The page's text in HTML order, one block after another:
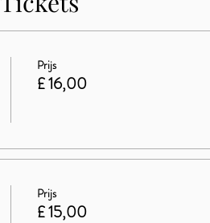
Prijs
£ 16,00
Prijs
£ 15,00